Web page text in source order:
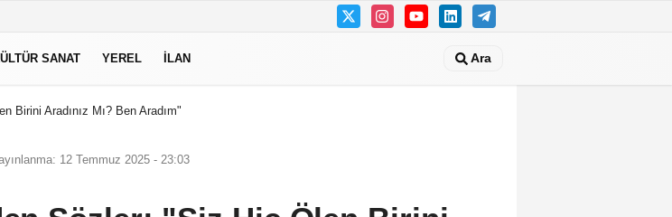
SANAT YEREL İLAN Ara
Birini Aradınız Mı? Ben Aradım"
12 Temmuz 2025 - 23:03